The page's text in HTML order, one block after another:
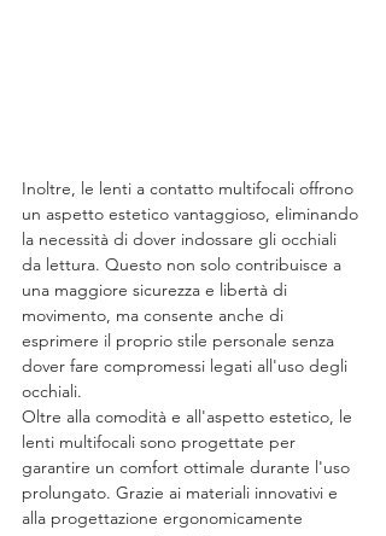
Inoltre, le lenti a contatto multifocali offrono
un aspetto estetico vantaggioso, eliminando
la necessità di dover indossare gli occhiali
da lettura. Questo non solo contribuisce a
una maggiore sicurezza e libertà di
movimento, ma consente anche di
esprimere il proprio stile personale senza
dover fare compromessi legati all'uso degli
occhiali.
Oltre alla comodità e all'aspetto estetico, le
lenti multifocali sono progettate per
garantire un comfort ottimale durante l'uso
prolungato. Grazie ai materiali innovativi e
alla progettazione ergonomicamente